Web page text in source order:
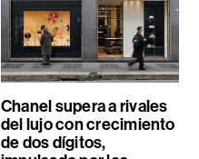
Chanel supera a rivales
del lujo con crecimiento
de dos dígitos,